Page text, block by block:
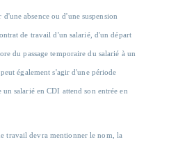
absence ou d'une suspension
de travail d'un salarié, d'un départ
du passage temporaire du salarié à un
également s'agir d'une période
un salarié en CDI attend son entrée en
travail devra mentionner le nom, la